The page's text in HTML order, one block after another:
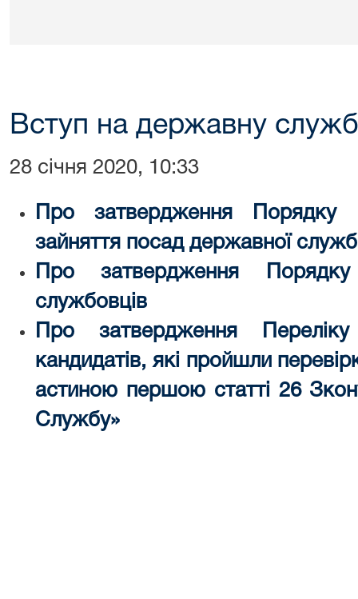
Вступ на державну
28 січня 2020, 10:33
Про затвердження Порядку
зайняття посад державної
Про затвердження
службовців
Про затвердження
кандидатів, які пройшли
астиною першою статті 26
Службу»